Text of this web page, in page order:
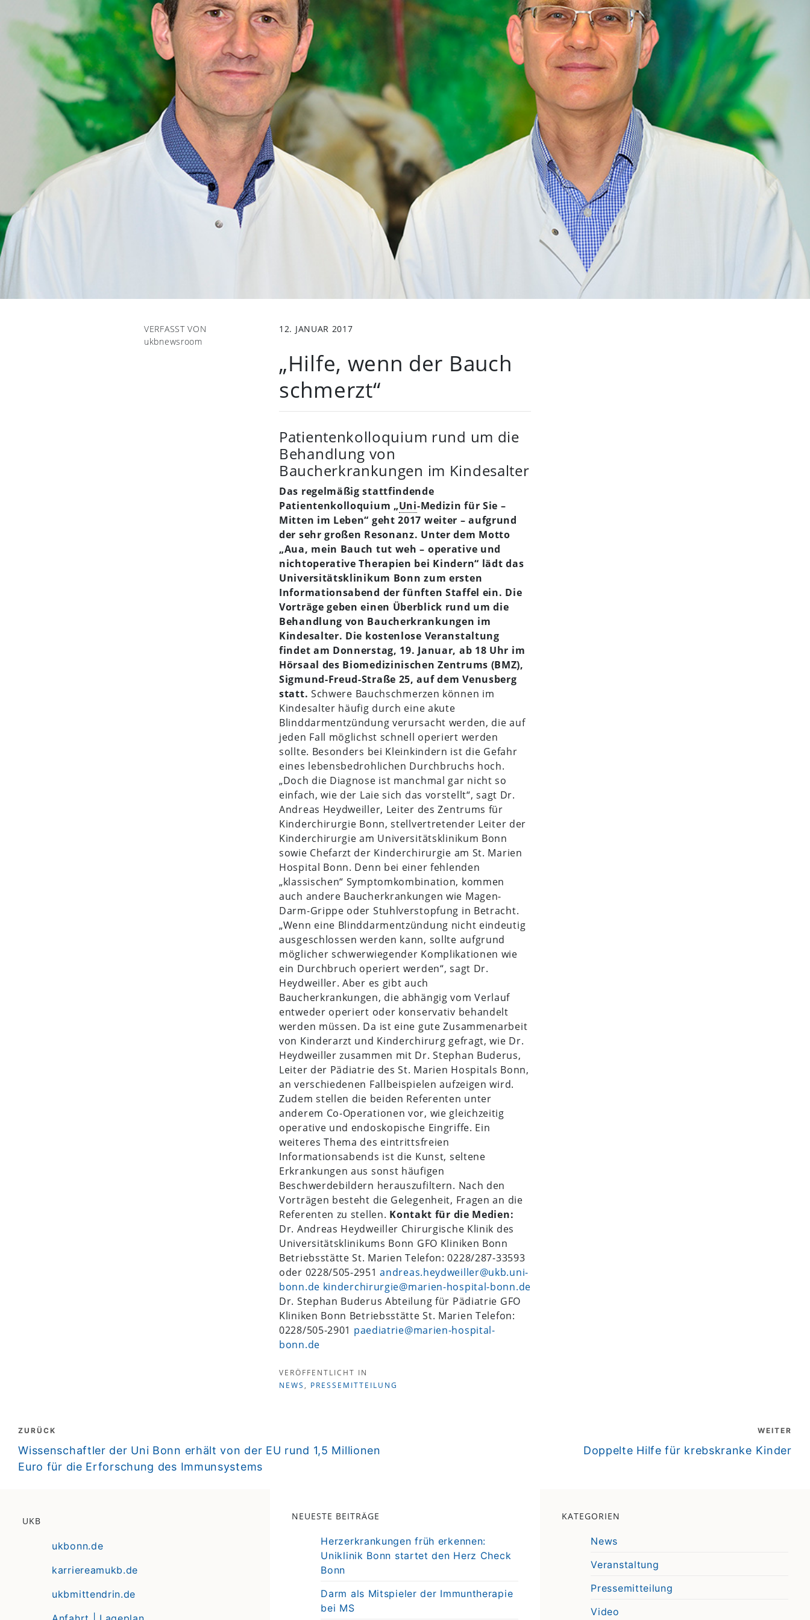
VERFASST VON
ukbnewsroom
12. JANUAR 2017
„Hilfe, wenn der Bauch
schmerzt“
Patientenkolloquium rund um die
Behandlung von
Baucherkrankungen im Kindesalter
Das regelmäßig stattfindende
Patientenkolloquium „Uni-Medizin für Sie –
Mitten im Leben“ geht 2017 weiter – aufgrund
der sehr großen Resonanz. Unter dem Motto
„Aua, mein Bauch tut weh – operative und
nichtoperative Therapien bei Kindern“ lädt das
Universitätsklinikum Bonn zum ersten
Informationsabend der fünften Staffel ein. Die
Vorträge geben einen Überblick rund um die
Behandlung von Baucherkrankungen im
Kindesalter. Die kostenlose Veranstaltung
findet am Donnerstag, 19. Januar, ab 18 Uhr im
Hörsaal des Biomedizinischen Zentrums (BMZ),
Sigmund-Freud-Straße 25, auf dem Venusberg
statt. Schwere Bauchschmerzen können im
Kindesalter häufig durch eine akute
Blinddarmentzündung verursacht werden, die auf
jeden Fall möglichst schnell operiert werden
sollte. Besonders bei Kleinkindern ist die Gefahr
eines lebensbedrohlichen Durchbruchs hoch.
„Doch die Diagnose ist manchmal gar nicht so
einfach, wie der Laie sich das vorstellt“, sagt Dr.
Andreas Heydweiller, Leiter des Zentrums für
Kinderchirurgie Bonn, stellvertretender Leiter der
Kinderchirurgie am Universitätsklinikum Bonn
sowie Chefarzt der Kinderchirurgie am St. Marien
Hospital Bonn. Denn bei einer fehlenden
„klassischen“ Symptomkombination, kommen
auch andere Baucherkrankungen wie Magen-
Darm-Grippe oder Stuhlverstopfung in Betracht.
„Wenn eine Blinddarmentzündung nicht eindeutig
ausgeschlossen werden kann, sollte aufgrund
möglicher schwerwiegender Komplikationen wie
ein Durchbruch operiert werden“, sagt Dr.
Heydweiller. Aber es gibt auch
Baucherkrankungen, die abhängig vom Verlauf
entweder operiert oder konservativ behandelt
werden müssen. Da ist eine gute Zusammenarbeit
von Kinderarzt und Kinderchirurg gefragt, wie Dr.
Heydweiller zusammen mit Dr. Stephan Buderus,
Leiter der Pädiatrie des St. Marien Hospitals Bonn,
an verschiedenen Fallbeispielen aufzeigen wird.
Zudem stellen die beiden Referenten unter
anderem Co-Operationen vor, wie gleichzeitig
operative und endoskopische Eingriffe. Ein
weiteres Thema des eintrittsfreien
Informationsabends ist die Kunst, seltene
Erkrankungen aus sonst häufigen
Beschwerdebildern herauszufiltern. Nach den
Vorträgen besteht die Gelegenheit, Fragen an die
Referenten zu stellen. Kontakt für die Medien:
Dr. Andreas Heydweiller Chirurgische Klinik des
Universitätsklinikums Bonn GFO Kliniken Bonn
Betriebsstätte St. Marien Telefon: 0228/287-33593
oder 0228/505-2951andreas.heydweiller@ukb.uni-
bonn.de kinderchirurgie@marien-hospital-bonn.de
Dr. Stephan Buderus Abteilung für Pädiatrie GFO
Kliniken Bonn Betriebsstätte St. Marien Telefon:
0228/505-2901 paediatrie@marien-hospital-
bonn.de
VERÖFFENTLICHT IN
NEWS , PRESSEMITTEILUNG
ZURÜCK
zurück
Wissenschaftler der Uni Bonn erhält von der EU rund 1,5 Millionen
Euro für die Erforschung des Immunsystems
WEITER
weiter
Doppelte Hilfe für krebskranke Kinder
UKB
ukbonn.de
karriereamukb.de
ukbmittendrin.de
NEUESTE BEITRÄGE
Herzerkrankungen früh erkennen:
Uniklinik Bonn startet den Herz Check
Bonn
Darm als Mitspieler der Immuntherapie
bei MS
KATEGORIEN
News
Veranstaltung
Pressemitteilung
Video